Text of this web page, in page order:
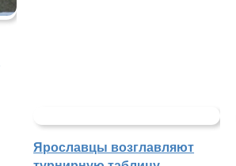
Ярославцы возглавляют